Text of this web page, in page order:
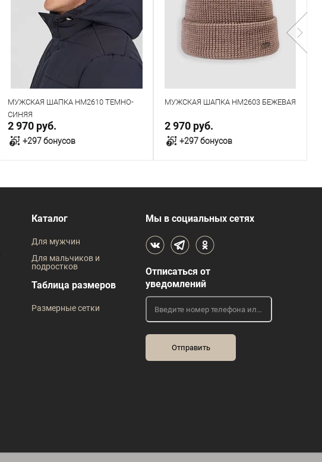
МУЖСКАЯ ШАПКА HM2610 ТЕМНО-
СИНЯЯ
2 970 руб.
+297 бонусов
В корзину
В наличии
Таблица размеров
Размер одежды
МУЖСКАЯ ШАПКА HM2603 БЕЖЕВАЯ
2 970 руб.
+297 бонусов
В корзину
В наличии
Таблица размеров
57
Каталог
Для мужчин
Для мальчиков и
подростков
Таблица размеров
Размерные сетки
Мы в социальных сетях
Отписаться от
уведомлений